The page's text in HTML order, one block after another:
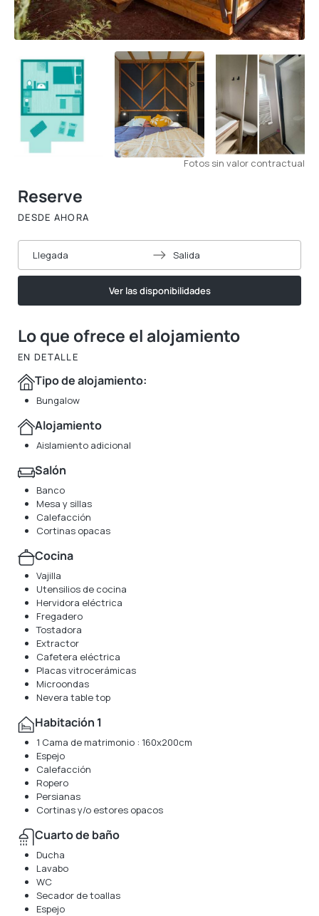
Fotos sin valor contractual
Lo que ofrece el alojamiento
EN DETALLE
Tipo de alojamiento:
Bungalow
Alojamiento
Aislamiento adicional
Salón
Banco
Mesa y sillas
Calefacción
Cortinas opacas
Cocina
Vajilla
Utensilios de cocina
Hervidora eléctrica
Fregadero
Tostadora
Extractor
Cafetera eléctrica
Placas vitrocerámicas
Microondas
Nevera table top
Habitación 1
1 Cama de matrimonio : 160x200cm
Espejo
Calefacción
Ropero
Persianas
Cortinas y/o estores opacos
Cuarto de baño
Ducha
Lavabo
WC
Secador de toallas
Espejo
Reserve
DESDE AHORA
Llegada Salida
Ver las disponibilidades